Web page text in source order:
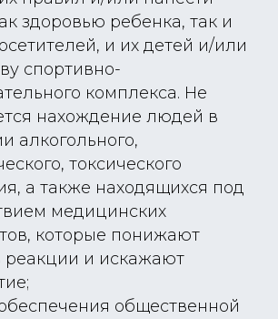
здоровью ребенка, так и
и их детей и/или
спортивно-
комплекса. Не
нахождение людей в
алкогольного,
токсического
а также находящихся под
медицинских
которые понижают
реакции и искажают
общественной